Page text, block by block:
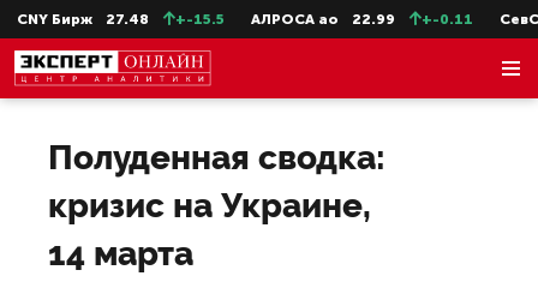
Бирж 27.48 +-15.5 АЛРОСА ао 22.99 +-0.11 СевСт-ао
Полуденная сводка:
кризис на Украине,
14 марта